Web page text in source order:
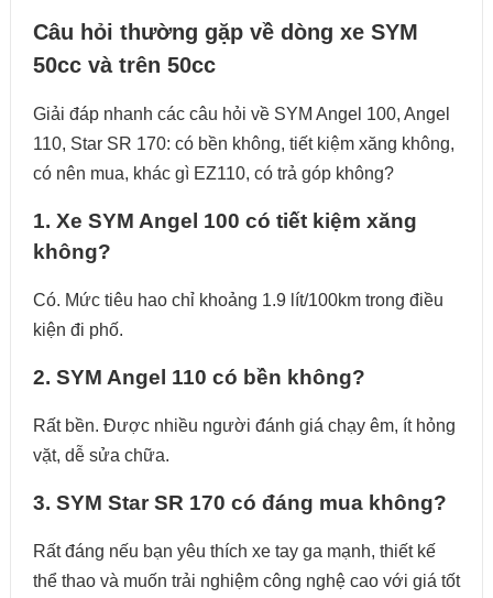
Câu hỏi thường gặp về dòng xe SYM
50cc và trên 50cc
Giải đáp nhanh các câu hỏi về SYM Angel 100, Angel
110, Star SR 170: có bền không, tiết kiệm xăng không,
có nên mua, khác gì EZ110, có trả góp không?
1. Xe SYM Angel 100 có tiết kiệm xăng
không?
Có. Mức tiêu hao chỉ khoảng 1.9 lít/100km trong điều
kiện đi phố.
2. SYM Angel 110 có bền không?
Rất bền. Được nhiều người đánh giá chạy êm, ít hỏng
vặt, dễ sửa chữa.
3. SYM Star SR 170 có đáng mua không?
Rất đáng nếu bạn yêu thích xe tay ga mạnh, thiết kế
thể thao và muốn trải nghiệm công nghệ cao với giá tốt